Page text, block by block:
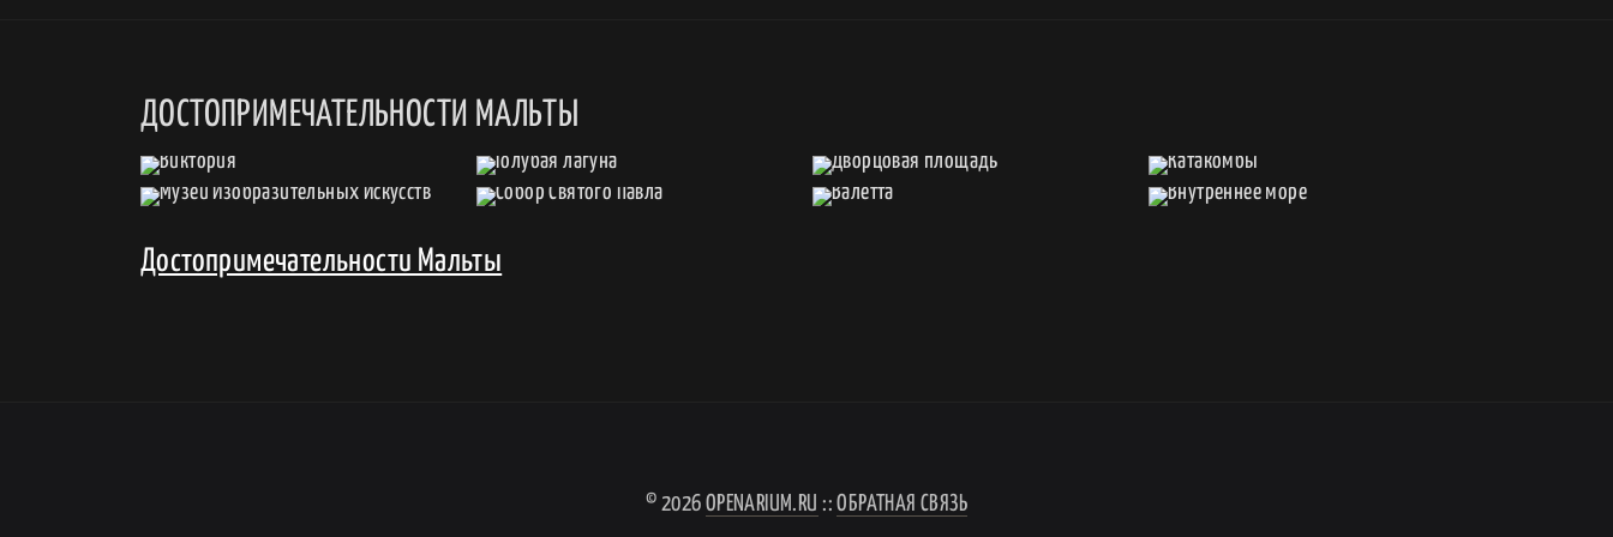
ДОСТОПРИМЕЧАТЕЛЬНОСТИ МАЛЬТЫ
Достопримечательности Мальты
© 2026 OPENARIUM.RU ::ОБРАТНАЯ СВЯЗЬ